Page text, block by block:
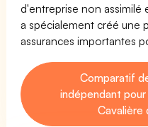
d'entreprise non assimilé
a spécialement créé une
assurances importantes
Comparatif
indépendant
Cavalière